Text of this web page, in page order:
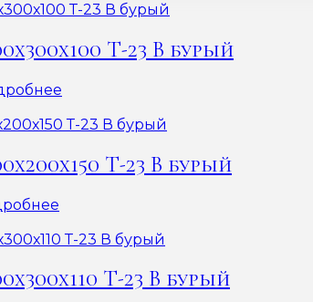
Т-23 В бурый
Т-23 В бурый
Т-23 В бурый